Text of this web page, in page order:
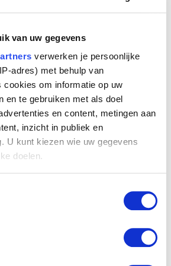
van uw gegevens
verwerken je persoonlijke
adres) met behulp van
cookies om informatie op uw
en te gebruiken met als doel
en content, metingen aan
inzicht in publiek en
U kunt kiezen wie uw gegevens
doelen.
over uw geografische
paar meter nauwkeurig kan zijn
eigenschappen (fingerprinting)